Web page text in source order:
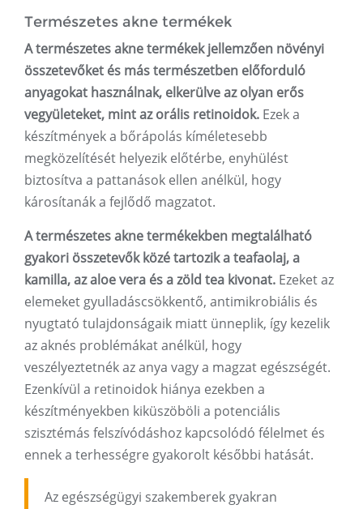
Természetes akne termékek
A természetes akne termékek jellemzően növényi
összetevőket és más természetben előforduló
anyagokat használnak, elkerülve az olyan erős
vegyületeket, mint az orális retinoidok. Ezek a
készítmények a bőrápolás kíméletesebb
megközelítését helyezik előtérbe, enyhülést
biztosítva a pattanások ellen anélkül, hogy
károsítanák a fejlődő magzatot.
A természetes akne termékekben megtalálható
gyakori összetevők közé tartozik a teafaolaj, a
kamilla, az aloe vera és a zöld tea kivonat. Ezeket az
elemeket gyulladáscsökkentő, antimikrobiális és
nyugtató tulajdonságaik miatt ünneplik, így kezelik
az aknés problémákat anélkül, hogy
veszélyeztetnék az anya vagy a magzat egészségét.
Ezenkívül a retinoidok hiánya ezekben a
készítményekben kiküszöböli a potenciális
szisztémás felszívódáshoz kapcsolódó félelmet és
ennek a terhességre gyakorolt ​​későbbi hatását.
Az egészségügyi szakemberek gyakran